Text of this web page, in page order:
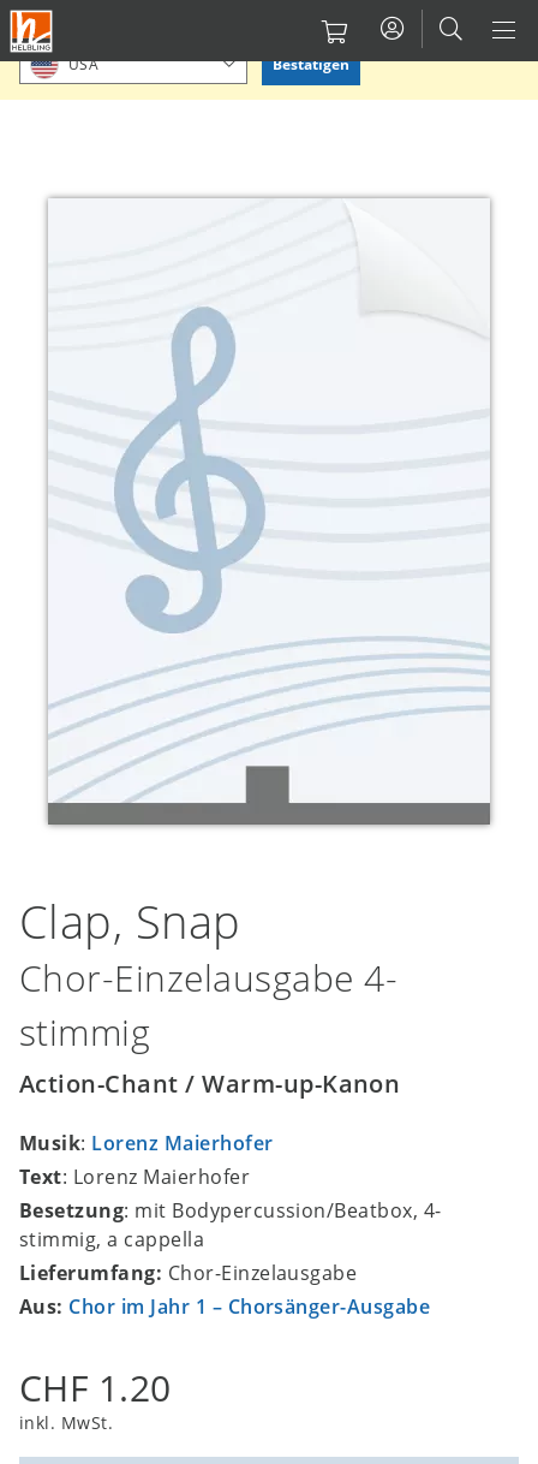
Direkt
zum
Inhalt
Bitte Standort bestätigen oder einen anderen auswählen.
USA Bestätigen
Clap, Snap
Chor-Einzelausgabe 4-
stimmig
Action-Chant / Warm-up-Kanon
Musik: Lorenz Maierhofer
Text: Lorenz Maierhofer
Besetzung: mit Bodypercussion/Beatbox, 4-
stimmig, a cappella
Lieferumfang: Chor-Einzelausgabe
Aus: Chor im Jahr 1 – Chorsänger-Ausgabe
CHF 1.20
inkl. MwSt.